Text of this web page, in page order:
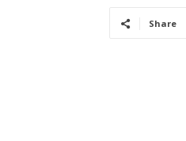
Share